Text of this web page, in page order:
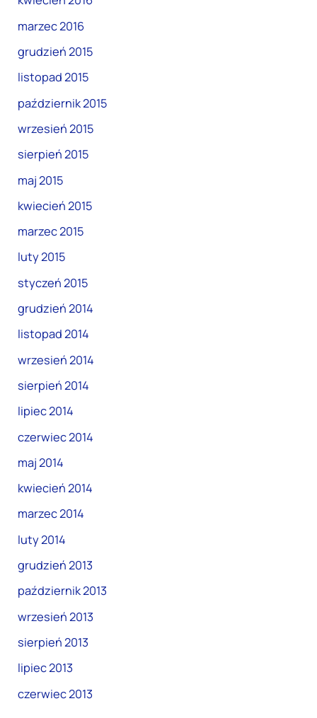
marzec 2016
grudzień 2015
listopad 2015
październik 2015
wrzesień 2015
sierpień 2015
maj 2015
kwiecień 2015
marzec 2015
luty 2015
styczeń 2015
grudzień 2014
listopad 2014
wrzesień 2014
sierpień 2014
lipiec 2014
czerwiec 2014
maj 2014
kwiecień 2014
marzec 2014
luty 2014
grudzień 2013
październik 2013
wrzesień 2013
sierpień 2013
lipiec 2013
czerwiec 2013